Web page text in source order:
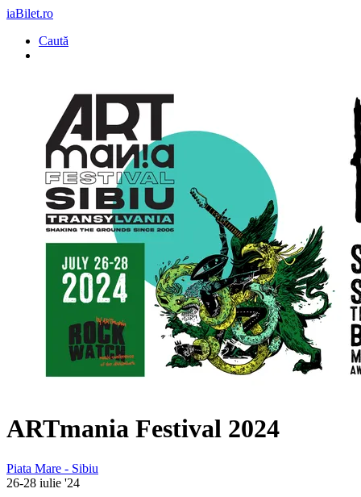
iaBilet.ro
Caută
ARTmania Festival 2024
Piata Mare - Sibiu
26-28 iulie '24